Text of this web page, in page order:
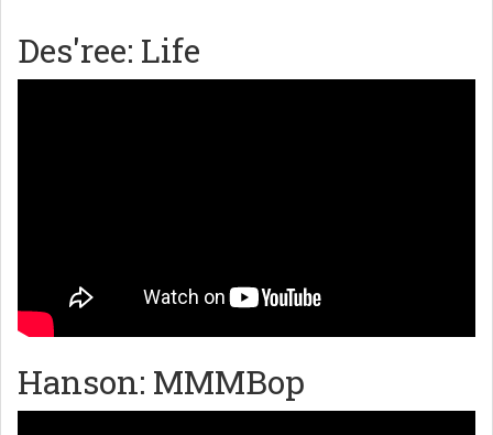
Des'ree: Life
Hanson: MMMBop